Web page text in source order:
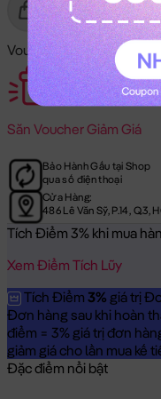
Gửi Tặng
Voucher Mã Khuyến Mãi:
Săn Voucher Giảm Giá
Bảo Hành Gấu tại Shop
qua số điện thoại
Cửa Hàng:
486 Lê Văn Sỹ, P.14, Q.3,
Tích Điểm 3% khi mua
Xem Điểm Tích Lũy
Tích Điểm 3% giá trị
Đơn hàng sau khi hoàn
điểm = 3% giá trị đơn
giảm giá cho lần mua kế
Đặc điểm nổi bật